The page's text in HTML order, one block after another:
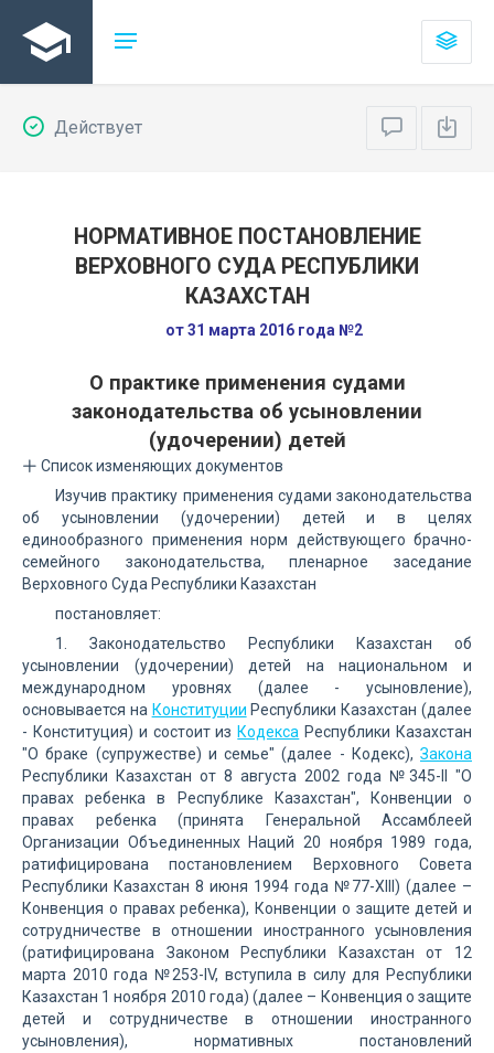
Действует
НОРМАТИВНОЕ ПОСТАНОВЛЕНИЕ
ВЕРХОВНОГО СУДА РЕСПУБЛИКИ
КАЗАХСТАН
от 31 марта 2016 года №2
О практике применения судами
законодательства об усыновлении
(удочерении) детей
Список изменяющих документов
Изучив практику применения судами законодательства
об усыновлении (удочерении) детей и в целях
единообразного применения норм действующего брачно-
семейного законодательства, пленарное заседание
Верховного Суда Республики Казахстан
постановляет:
1. Законодательство Республики Казахстан об
усыновлении (удочерении) детей на национальном и
международном уровнях (далее - усыновление),
основывается на Конституции Республики Казахстан (далее
- Конституция) и состоит из Кодекса Республики Казахстан
"О браке (супружестве) и семье" (далее - Кодекс), Закона
Республики Казахстан от 8 августа 2002 года №345-II "О
правах ребенка в Республике Казахстан", Конвенции о
правах ребенка (принята Генеральной Ассамблеей
Организации Объединенных Наций 20 ноября 1989 года,
ратифицирована постановлением Верховного Совета
Республики Казахстан 8 июня 1994 года №77-XIII) (далее –
Конвенция о правах ребенка), Конвенции о защите детей и
сотрудничестве в отношении иностранного усыновления
(ратифицирована Законом Республики Казахстан от 12
марта 2010 года №253-IV, вступила в силу для Республики
Казахстан 1 ноября 2010 года) (далее – Конвенция о защите
детей и сотрудничестве в отношении иностранного
усыновления), нормативных постановлений